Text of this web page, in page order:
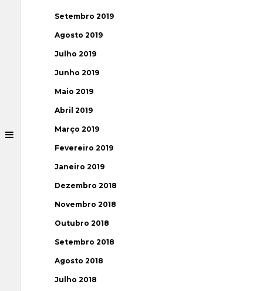
Setembro 2019
Agosto 2019
Julho 2019
Junho 2019
Maio 2019
Abril 2019
Março 2019
Fevereiro 2019
Janeiro 2019
Dezembro 2018
Novembro 2018
Outubro 2018
Setembro 2018
Agosto 2018
Julho 2018